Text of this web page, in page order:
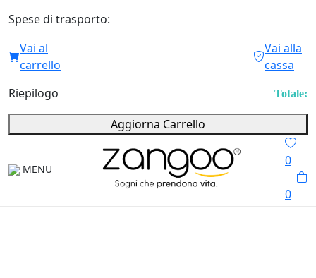
Spese di trasporto:
Vai al
carrello
Vai alla
cassa
Riepilogo
Totale:
Aggiorna Carrello
MENU
0
0